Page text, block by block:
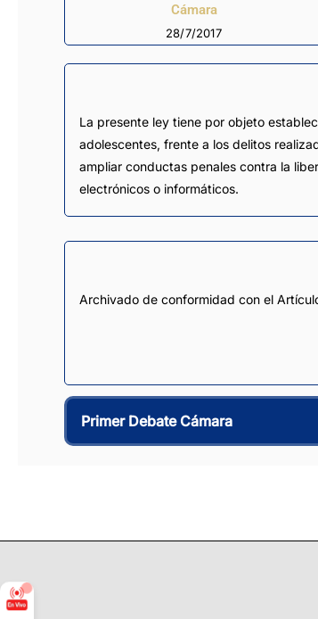
Cámara
28/7/2017
La presente ley tiene por objeto
adolescentes, frente a los delitos
ampliar conductas penales contra la
electrónicos o informáticos.
Archivado de conformidad con el
Primer Debate Cámara